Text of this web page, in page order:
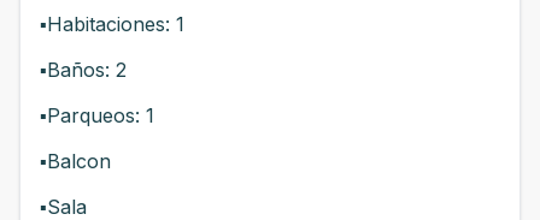
▪️Habitaciones: 1
▪️Baños: 2
▪️Parqueos: 1
▪️Balcon
▪️Sala